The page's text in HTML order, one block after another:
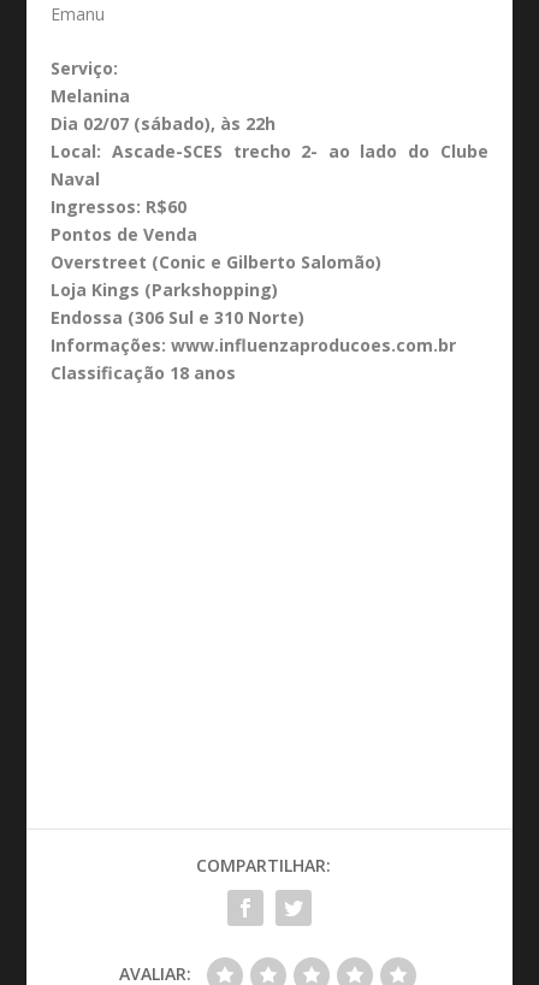
Emanu
Serviço:
Melanina
Dia 02/07 (sábado), às 22h
Local: Ascade-SCES trecho 2- ao lado do Clube
Naval
Ingressos: R$60
Pontos de Venda
Overstreet (Conic e Gilberto Salomão)
Loja Kings (Parkshopping)
Endossa (306 Sul e 310 Norte)
Informações: www.influenzaproducoes.com.br
Classificação 18 anos
COMPARTILHAR:
AVALIAR: